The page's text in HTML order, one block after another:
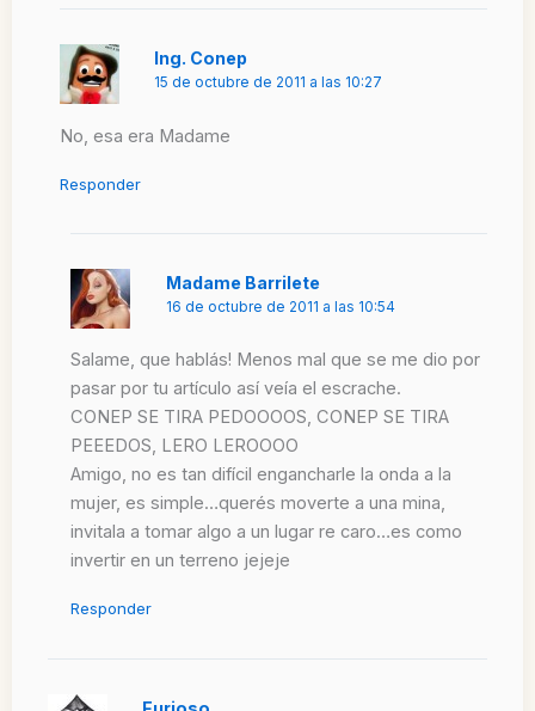
Ing. Conep
15 de octubre de 2011 a las 10:27
No, esa era Madame
Responder
Madame Barrilete
16 de octubre de 2011 a las 10:54
Salame, que hablás! Menos mal que se me dio por
pasar por tu artículo así veía el escrache.
CONEP SE TIRA PEDOOOOS, CONEP SE TIRA
PEEEDOS, LERO LEROOOO
Amigo, no es tan difícil engancharle la onda a la
mujer, es simple…querés moverte a una mina,
invitala a tomar algo a un lugar re caro…es como
invertir en un terreno jejeje
Responder